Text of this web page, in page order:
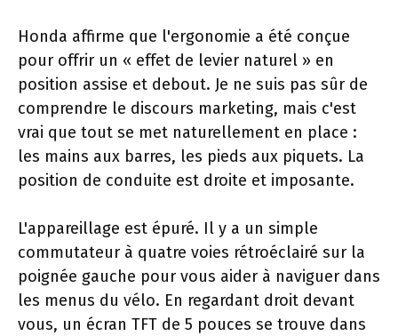
Honda affirme que l'ergonomie a été conçue
pour offrir un « effet de levier naturel » en
position assise et debout. Je ne suis pas sûr de
comprendre le discours marketing, mais c'est
vrai que tout se met naturellement en place :
les mains aux barres, les pieds aux piquets. La
position de conduite est droite et imposante.
L'appareillage est épuré. Il y a un simple
commutateur à quatre voies rétroéclairé sur la
poignée gauche pour vous aider à naviguer dans
les menus du vélo. En regardant droit devant
vous, un écran TFT de 5 pouces se trouve dans